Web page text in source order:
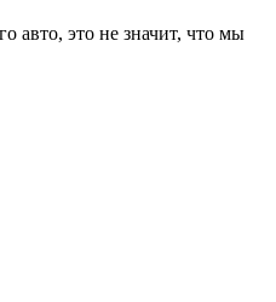
авто, это не значит, что мы